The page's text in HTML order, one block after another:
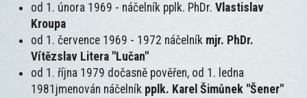
od 1. února 1969 - náčelník pplk. PhDr.Vlastislav
Kroupa
od 1. července 1969 - 1972 náčelník mjr. PhDr.
Vítězslav Litera "Lučan"
od 1. října 1979 dočasně pověřen, od 1. ledna
1981jmenován náčelník pplk. Karel Šimůnek "Šener"